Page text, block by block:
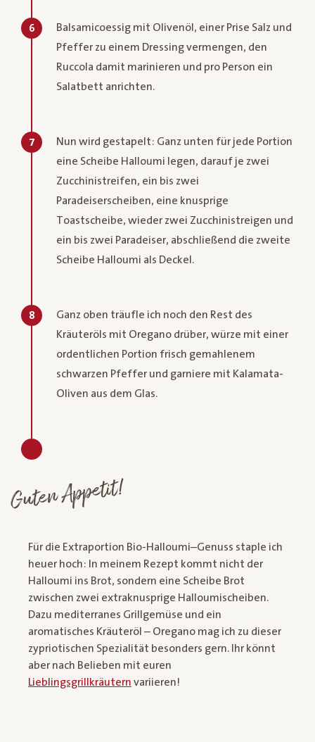
6
Balsamicoessig mit Olivenöl, einer Prise Salz und
Pfeffer zu einem Dressing vermengen, den
Ruccola damit marinieren und pro Person ein
Salatbett anrichten.
7
Nun wird gestapelt: Ganz unten für jede Portion
eine Scheibe Halloumi legen, darauf je zwei
Zucchinistreifen, ein bis zwei
Paradeiserscheiben, eine knusprige
Toastscheibe, wieder zwei Zucchinistreigen und
ein bis zwei Paradeiser, abschließend die zweite
Scheibe Halloumi als Deckel.
8
Ganz oben träufle ich noch den Rest des
Kräuteröls mit Oregano drüber, würze mit einer
ordentlichen Portion frisch gemahlenem
schwarzen Pfeffer und garniere mit Kalamata-
Oliven aus dem Glas.
Guten Appetit!
Für die Extraportion Bio-Halloumi–Genuss staple ich
heuer hoch: In meinem Rezept kommt nicht der
Halloumi ins Brot, sondern eine Scheibe Brot
zwischen zwei extraknusprige Halloumischeiben.
Dazu mediterranes Grillgemüse und ein
aromatisches Kräuteröl – Oregano mag ich zu dieser
zypriotischen Spezialität besonders gern. Ihr könnt
aber nach Belieben mit euren
Lieblingsgrillkräutern variieren!